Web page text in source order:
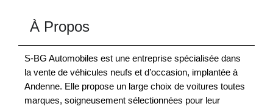
À Propos
S-BG Automobiles est une entreprise spécialisée dans
la vente de véhicules neufs et d’occasion, implantée à
Andenne. Elle propose un large choix de voitures toutes
marques, soigneusement sélectionnées pour leur